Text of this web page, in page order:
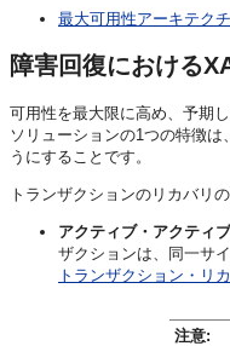
最大可用性アーキテク
障害回復における
可用性を最大限に高め、予期
ソリューションの1つの特徴
うにすることです。
トランザクションのリカバリ
アクティブ・アクティ
ザクションは、同一サ
トランザクション・リカ
注意: